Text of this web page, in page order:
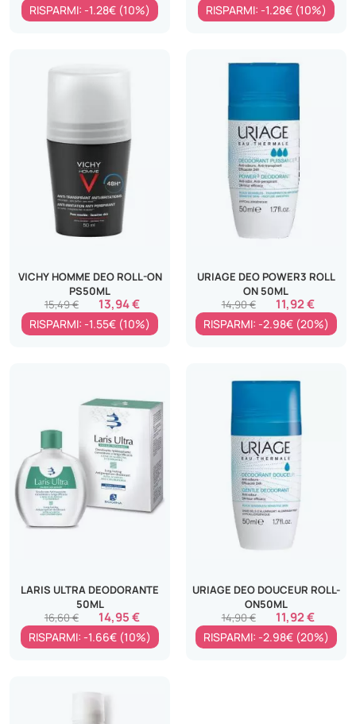
RISPARMI: -1.28€ (10%) RISPARMI: -1.28€ (10%)
VICHY HOMME DEO ROLL-ON
PS50ML
13,94 €
15,49 €
RISPARMI: -1.55€ (10%)
URIAGE DEO POWER3 ROLL
ON 50ML
11,92 €
14,90 €
RISPARMI: -2.98€ (20%)
LARIS ULTRA DEODORANTE
50ML
14,95 €
16,60 €
RISPARMI: -1.66€ (10%)
URIAGE DEO DOUCEUR ROLL-
ON50ML
11,92 €
14,90 €
RISPARMI: -2.98€ (20%)